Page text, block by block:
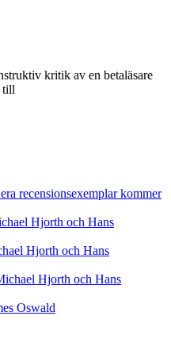
kritik av en betaläsare
till
recensionsexemplar kommer
Hjorth och Hans
Hjorth och Hans
Hjorth och Hans
Oswald